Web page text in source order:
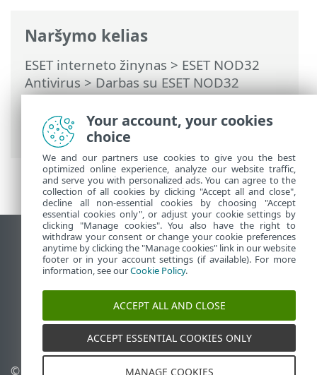
Naršymo kelias
ESET interneto žinynas > ESET NOD32
Antivirus>Darbas su ESET NOD32
Antivirus>Kompiuterio nuskaitymas>
Pasirinktinio nuskaitymo paleidimo
priemonė
Rodyti darbalaukio tinklavietę
End of Life
ESET žinių bazė
ESET forumas
ESET Status Portal
Palaikymas regione
© 1992 - 2025 ESET, spol. s
Your account, your cookies
choice
We and our partners use cookies to give you the best
optimized online experience, analyze our website traffic,
and serve you with personalized ads. You can agree to the
collection of all cookies by clicking "Accept all and close",
decline all non-essential cookies by choosing "Accept
essential cookies only", or adjust your cookie settings by
clicking "Manage cookies". You also have the right to
withdraw your consent or change your cookie preferences
anytime by clicking the "Manage cookies" link in our website
footer or in your account settings (if available). For more
information, see ourCookie Policy.
ACCEPT ALL AND CLOSE
ACCEPT ESSENTIAL COOKIES ONLY
MANAGE COOKIES